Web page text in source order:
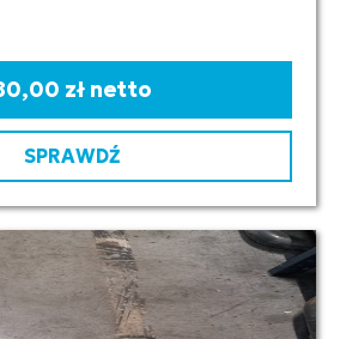
zł netto
SPRAWDŹ